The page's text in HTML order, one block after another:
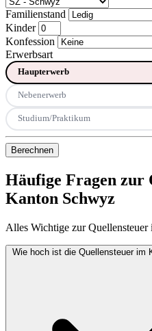
Familienstand
Kinder
Konfession
Erwerbsart
Haupterwerb
Nebenerwerb
Studium/Praktikum
Berechnen
Häufige Fragen zur
Kanton Schwyz
Alles Wichtige zur
Wie hoch ist die Quellensteuer im